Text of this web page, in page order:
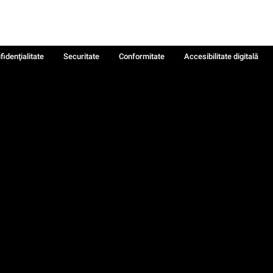
Securitate Conformitate
Accesibilitate digitală